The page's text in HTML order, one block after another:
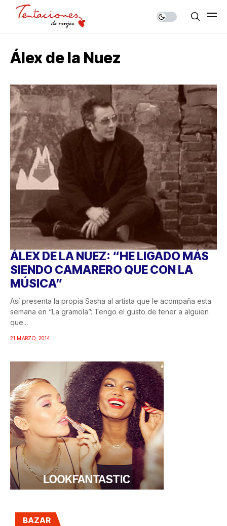
Álex de la Nuez
ÁLEX DE LA NUEZ: “HE LIGADO MÁS
SIENDO CAMARERO QUE CON LA
MÚSICA”
Así presenta la propia Sasha al artista que le acompaña esta
semana en “La gramola”: Tengo el gusto de tener a alguien
que...
21 MARZO, 2014
BAZAR